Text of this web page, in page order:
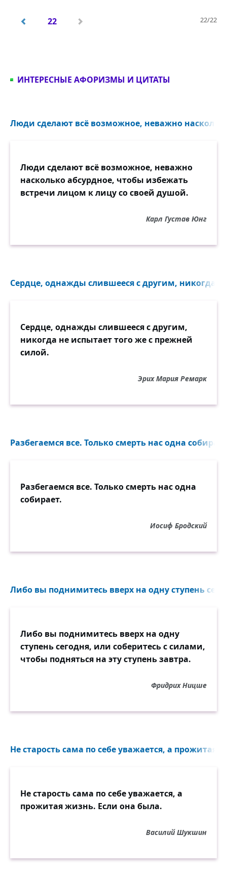
22/22
22
ИНТЕРЕСНЫЕ АФОРИЗМЫ И ЦИТАТЫ
Люди сделают всё возможное, неважно
Люди сделают всё возможное, неважно
насколько абсурдное, чтобы избежать
встречи лицом к лицу со своей душой.
Карл Густав Юнг
Сердце, однажды слившееся с другим, никогда
Сердце, однажды слившееся с другим,
никогда не испытает того же с прежней
силой.
Эрих Мария Ремарк
Разбегаемся все. Только смерть нас одна
Разбегаемся все. Только смерть нас одна
собирает.
Иосиф Бродский
Либо вы поднимитесь вверх на одну ступень
Либо вы поднимитесь вверх на одну
ступень сегодня, или соберитесь с силами,
чтобы подняться на эту ступень завтра.
Фридрих Ницше
Не старость сама по себе уважается, а прожитая
Не старость сама по себе уважается, а
прожитая жизнь. Если она была.
Василий Шукшин